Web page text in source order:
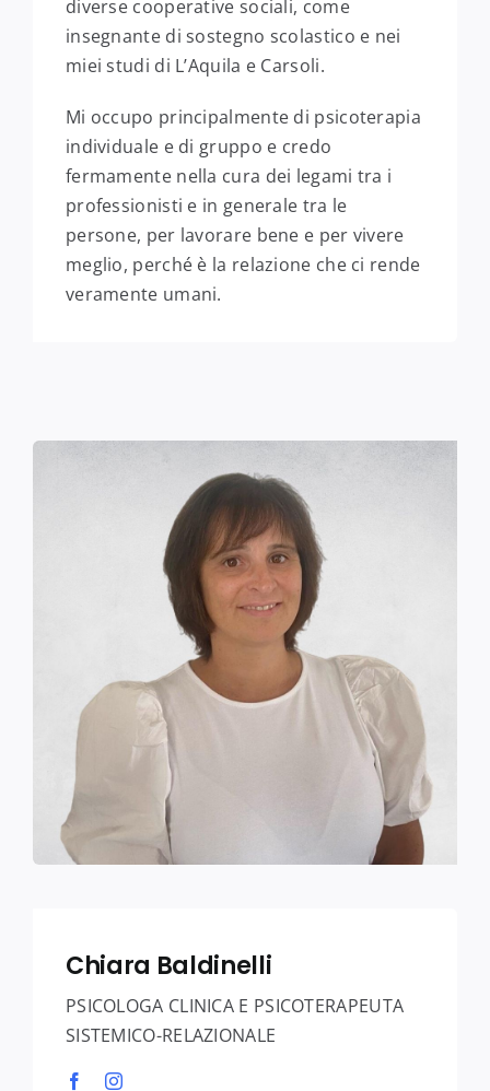
diverse cooperative sociali, come
insegnante di sostegno scolastico e nei
miei studi di L’Aquila e Carsoli.
Mi occupo principalmente di psicoterapia
individuale e di gruppo e credo
fermamente nella cura dei legami tra i
professionisti e in generale tra le
persone, per lavorare bene e per vivere
meglio, perché è la relazione che ci rende
veramente umani.
Chiara Baldinelli
PSICOLOGA CLINICA E PSICOTERAPEUTA
SISTEMICO-RELAZIONALE